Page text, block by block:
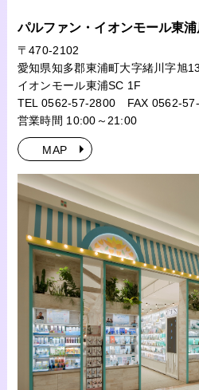
パルファン・イオンモール東浦
〒470-2102
愛知県知多郡東浦町大字緒川字旭
イオンモール東浦SC 1F
TEL 0562-57-2800 FAX 0562-
営業時間 10:00～21:00
MAP